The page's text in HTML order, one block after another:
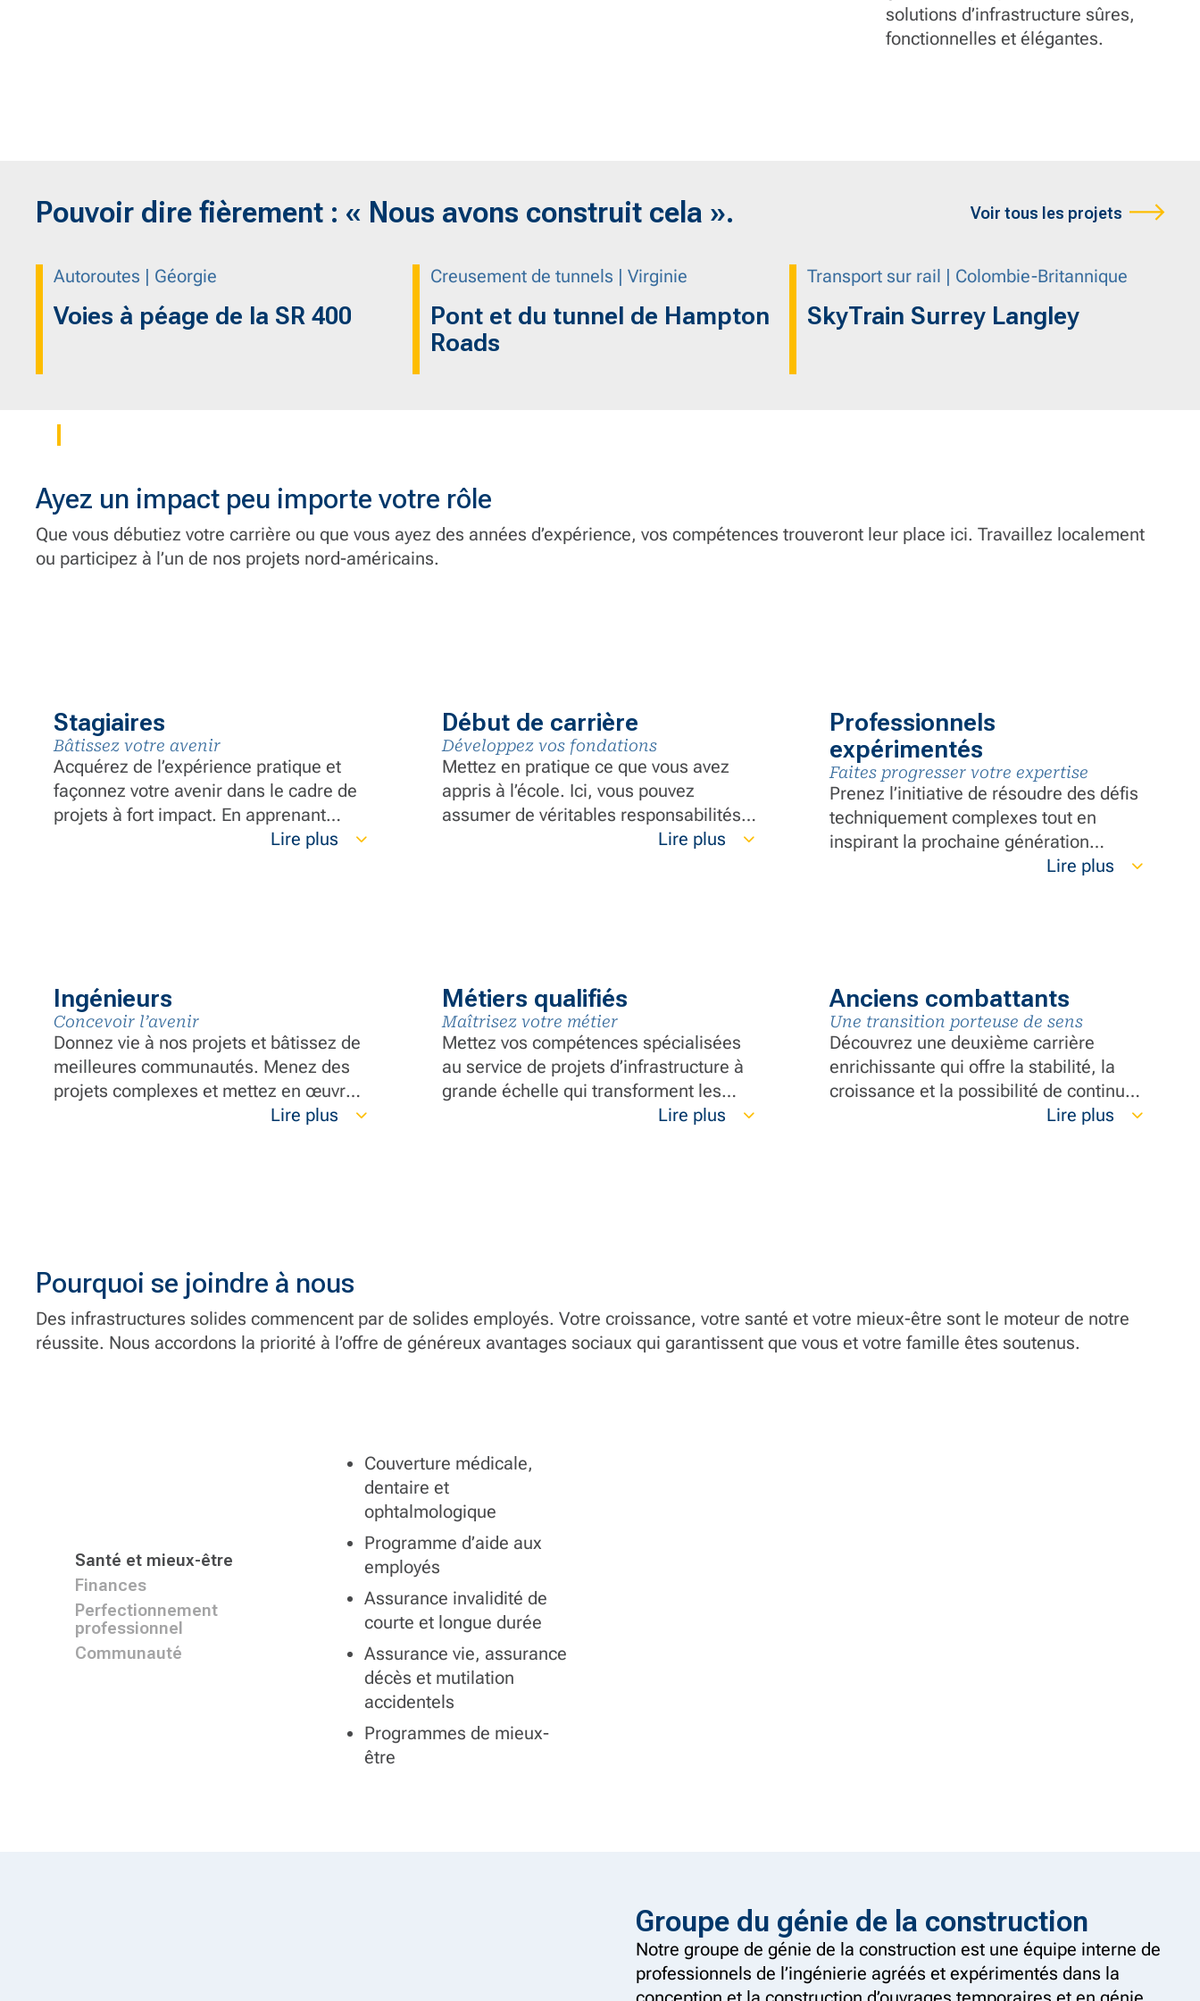
solutions d’infrastructure sûres,
fonctionnelles et élégantes.
Pouvoir dire fièrement : « Nous avons construit cela ». Voir tous les projets
Autoroutes | Géorgie
Voies à péage de la SR 400
Creusement de tunnels | Virginie
Pont et du tunnel de Hampton
Roads
Transport sur rail | Colombie-Britannique
SkyTrain Surrey Langley
Ayez un impact peu importe votre rôle
Que vous débutiez votre carrière ou que vous ayez des années d’expérience, vos compétences trouveront leur place ici. Travaillez localement
ou participez à l’un de nos projets nord-américains.
Stagiaires
Bâtissez votre avenir
Acquérez de l’expérience pratique et
façonnez votre avenir dans le cadre de
projets à fort impact. En apprenant
d’experts de premier plan dans le
Lire plus
Début de carrière
Développez vos fondations
Mettez en pratique ce que vous avez
appris à l’école. Ici, vous pouvez
assumer de véritables responsabilités
et faire la différence dès le premier jour.
possibilités de développement continu.
Lire plus
Professionnels
expérimentés
Faites progresser votre expertise
Prenez l’initiative de résoudre des défis
techniquement complexes tout en
inspirant la prochaine génération
d’innovateurs grâce à votre richesse de
Lire plus
Ingénieurs
Concevoir l’avenir
Donnez vie à nos projets et bâtissez de
meilleures communautés. Menez des
projets complexes et mettez en œuvre
des solutions novatrices qui repoussent
Lire plus
Métiers qualifiés
Maîtrisez votre métier
Mettez vos compétences spécialisées
au service de projets d’infrastructure à
grande échelle qui transforment les
collectivités. Vous bénéficierez d’un
Lire plus
Anciens combattants
Une transition porteuse de sens
Découvrez une deuxième carrière
enrichissante qui offre la stabilité, la
croissance et la possibilité de continuer
à construire votre pays d’une nouvelle
Lire plus
Pourquoi se joindre à nous
Des infrastructures solides commencent par de solides employés. Votre croissance, votre santé et votre mieux-être sont le moteur de notre
réussite. Nous accordons la priorité à l’offre de généreux avantages sociaux qui garantissent que vous et votre famille êtes soutenus.
Santé et mieux-être
Finances
Perfectionnement
professionnel
Communauté
Couverture médicale,
dentaire et
ophtalmologique
Programme d’aide aux
employés
Assurance invalidité de
courte et longue durée
Assurance vie, assurance
décès et mutilation
accidentels
Programmes de mieux-
être
Groupe du génie de la construction
Notre groupe de génie de la construction est une équipe interne de
professionnels de l’ingénierie agréés et expérimentés dans la